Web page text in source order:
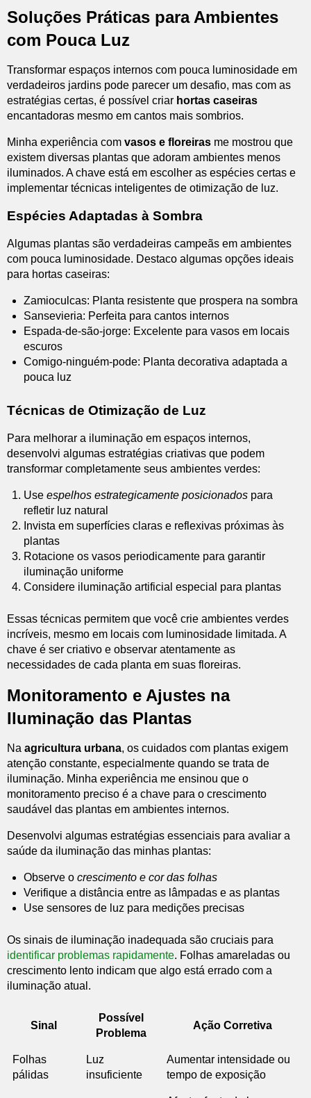
Soluções Práticas para Ambientes
com Pouca Luz
Transformar espaços internos com pouca luminosidade em
verdadeiros jardins pode parecer um desafio, mas com as
estratégias certas, é possível criar hortas caseiras
encantadoras mesmo em cantos mais sombrios.
Minha experiência com vasos e floreiras me mostrou que
existem diversas plantas que adoram ambientes menos
iluminados. A chave está em escolher as espécies certas e
implementar técnicas inteligentes de otimização de luz.
Espécies Adaptadas à Sombra
Algumas plantas são verdadeiras campeãs em ambientes
com pouca luminosidade. Destaco algumas opções ideais
para hortas caseiras:
Zamioculcas: Planta resistente que prospera na sombra
Sansevieria: Perfeita para cantos internos
Espada-de-são-jorge: Excelente para vasos em locais
escuros
Comigo-ninguém-pode: Planta decorativa adaptada a
pouca luz
Técnicas de Otimização de Luz
Para melhorar a iluminação em espaços internos,
desenvolvi algumas estratégias criativas que podem
transformar completamente seus ambientes verdes:
Use espelhos estrategicamente posicionados para
refletir luz natural
Invista em superfícies claras e reflexivas próximas às
plantas
Rotacione os vasos periodicamente para garantir
iluminação uniforme
Considere iluminação artificial especial para plantas
Essas técnicas permitem que você crie ambientes verdes
incríveis, mesmo em locais com luminosidade limitada. A
chave é ser criativo e observar atentamente as
necessidades de cada planta em suas floreiras.
Monitoramento e Ajustes na
Iluminação das Plantas
Na agricultura urbana, os cuidados com plantas exigem
atenção constante, especialmente quando se trata de
iluminação. Minha experiência me ensinou que o
monitoramento preciso é a chave para o crescimento
saudável das plantas em ambientes internos.
Desenvolvi algumas estratégias essenciais para avaliar a
saúde da iluminação das minhas plantas:
Observe o crescimento e cor das folhas
Verifique a distância entre as lâmpadas e as plantas
Use sensores de luz para medições precisas
Os sinais de iluminação inadequada são cruciais para
identificar problemas rapidamente. Folhas amareladas ou
crescimento lento indicam que algo está errado com a
iluminação atual.
Sinal
Possível
Problema
Ação Corretiva
Folhas
pálidas
Luz
insuficiente
Aumentar intensidade ou
tempo de exposição